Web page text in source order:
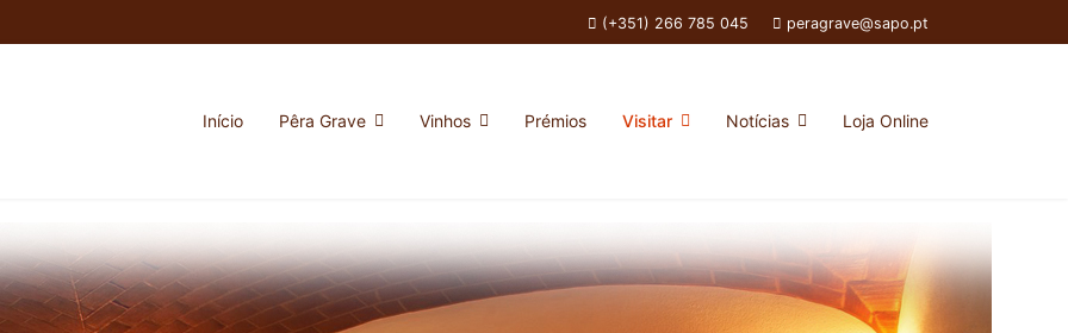
(+351) 266 785 045 peragrave@sapo.pt
Início Pêra Grave Vinhos Prémios Visitar Notícias Loja Online